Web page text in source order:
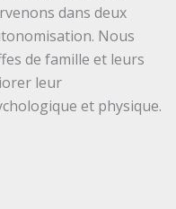
dans deux
Nous
de famille et leurs
leur
et physique.